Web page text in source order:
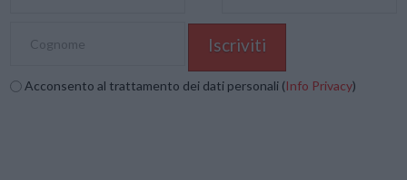
Acconsento al trattamento dei dati personali (Info Privacy)